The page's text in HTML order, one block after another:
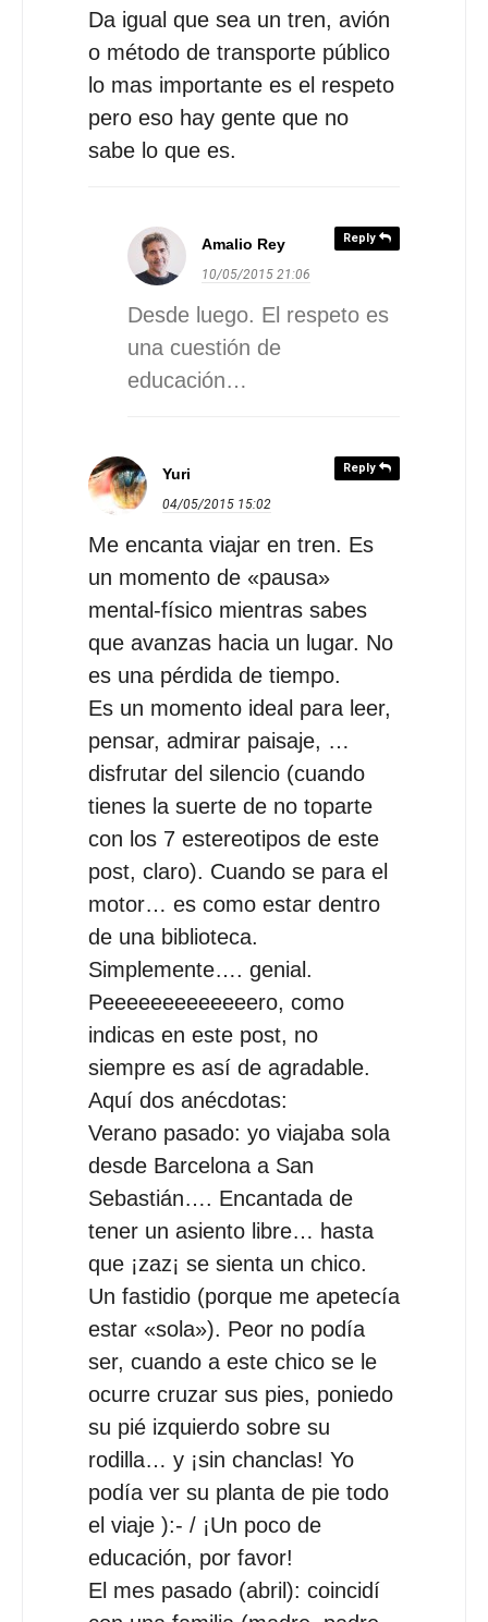
Da igual que sea un tren, avión
o método de transporte público
lo mas importante es el respeto
pero eso hay gente que no
sabe lo que es.
Reply
Amalio Rey
10/05/2015 21:06
Desde luego. El respeto es
una cuestión de
educación…
Reply
Yuri
04/05/2015 15:02
Me encanta viajar en tren. Es
un momento de «pausa»
mental-físico mientras sabes
que avanzas hacia un lugar. No
es una pérdida de tiempo.
Es un momento ideal para leer,
pensar, admirar paisaje, …
disfrutar del silencio (cuando
tienes la suerte de no toparte
con los 7 estereotipos de este
post, claro). Cuando se para el
motor… es como estar dentro
de una biblioteca.
Simplemente…. genial.
Peeeeeeeeeeeeero, como
indicas en este post, no
siempre es así de agradable.
Aquí dos anécdotas:
Verano pasado: yo viajaba sola
desde Barcelona a San
Sebastián…. Encantada de
tener un asiento libre… hasta
que ¡zaz¡ se sienta un chico.
Un fastidio (porque me apetecía
estar «sola»). Peor no podía
ser, cuando a este chico se le
ocurre cruzar sus pies, poniedo
su pié izquierdo sobre su
rodilla… y ¡sin chanclas! Yo
podía ver su planta de pie todo
el viaje ):- / ¡Un poco de
educación, por favor!
El mes pasado (abril): coincidí